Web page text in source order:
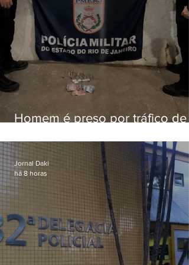
Homem é preso por tráfico de
Jornal Daki
há 8 horas